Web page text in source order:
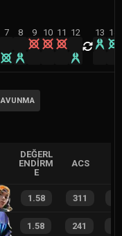
7 8 9 10 11 12 13 14
DEĞERL
ENDIRM
E
ACS
1.58 311
1.58 241